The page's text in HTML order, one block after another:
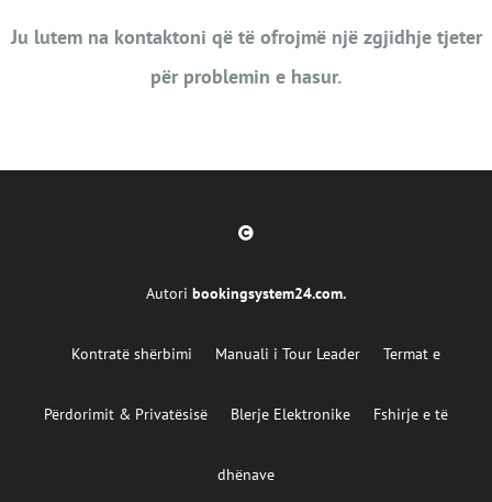
Ju lutem na kontaktoni që të ofrojmë një zgjidhje tjeter
për problemin e hasur.
Autori bookingsystem24.com.
Kontratë shërbimi Manuali i Tour Leader Termat e
Përdorimit & Privatësisë Blerje Elektronike Fshirje e të
dhënave